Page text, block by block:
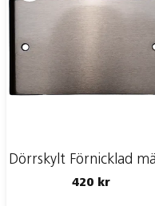
Mejladress
Ja, ni får
420 kr